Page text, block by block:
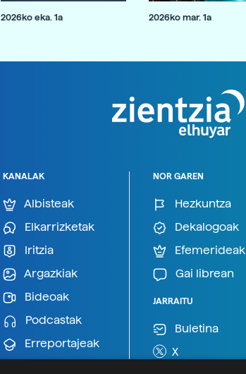
2026ko eka. 1a 2026ko mar. 1a
KANALAK
Albisteak
Elkarrizketak
Iritzia
Argazkiak
Bideoak
Podcastak
Erreportajeak
NOR GAREN
Hezkuntza
Dekalogoak
Efemerideak
Gai librean
JARRAITU
Buletina
X